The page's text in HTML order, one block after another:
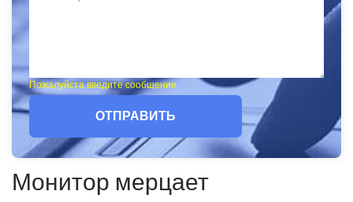
Пожалуйста введите сообщение
ОТПРАВИТЬ
Монитор мерцает